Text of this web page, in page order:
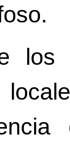
los